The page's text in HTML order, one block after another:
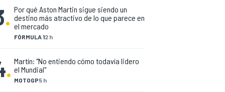
.
FÓRMULA 12 h
Por qué Aston Martin sigue siendo un
destino más atractivo de lo que parece en
el mercado
. MOTOGP5 h
Martín: "No entiendo cómo todavía lidero
el Mundial"